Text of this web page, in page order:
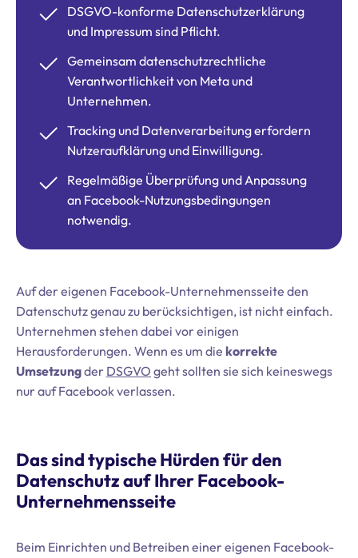
DSGVO-konforme Datenschutzerklärung
und Impressum sind Pflicht.
Gemeinsam datenschutzrechtliche
Verantwortlichkeit von Meta und
Unternehmen.
Tracking und Datenverarbeitung erfordern
Nutzeraufklärung und Einwilligung.
Regelmäßige Überprüfung und Anpassung
an Facebook-Nutzungsbedingungen
notwendig.
Auf der eigenen Facebook-Unternehmensseite den
Datenschutz genau zu berücksichtigen, ist nicht einfach.
Unternehmen stehen dabei vor einigen
Herausforderungen. Wenn es um die korrekte
Umsetzungder DSGVO geht sollten sie sich keineswegs
nur auf Facebook verlassen.
Das sind typische Hürden für den
Datenschutz auf Ihrer Facebook-
Unternehmensseite
Beim Einrichten und Betreiben einer eigenen Facebook-